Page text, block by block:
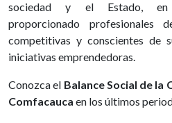
sociedad y el Estado, en
proporcionado profesionales
competitivas y conscientes de
iniciativas emprendedoras.
Conozca el Balance Social de
Comfacauca en los últimos